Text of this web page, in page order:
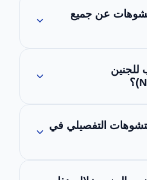
مفصلاً (فحص
والمشيمة، والنمو
عن جميع
الهيكلية الكبرى،
ولكن لا يوجد فحص يضمن الكشف بنسبة 100٪، ولا
فوق الصوتية
للتحقق من سلامة
التفصيلي في
يستغرق الفحص عادةً ما بين 30 إلى 45 دقيقة،